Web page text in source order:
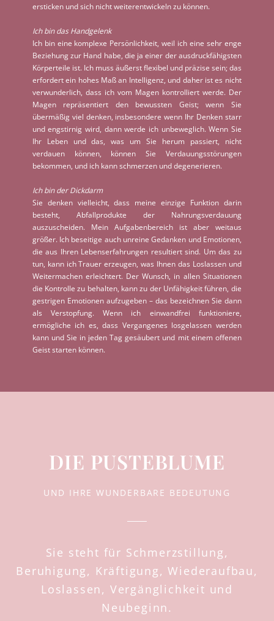
ersticken und sich nicht weiterentwickeln zu können.
Ich bin das Handgelenk
Ich bin eine komplexe Persönlichkeit, weil ich eine sehr enge
Beziehung zur Hand habe, die ja einer der ausdruckfähigsten
Körperteile ist. Ich muss äußerst flexibel und präzise sein; das
erfordert ein hohes Maß an Intelligenz, und daher ist es nicht
verwunderlich, dass ich vom Magen kontrolliert werde. Der
Magen repräsentiert den bewussten Geist; wenn Sie
übermäßig viel denken, insbesondere wenn Ihr Denken starr
und engstirnig wird, dann werde ich unbeweglich. Wenn Sie
Ihr Leben und das, was um Sie herum passiert, nicht
verdauen können, können Sie Verdauungsstörungen
bekommen, und ich kann schmerzen und degenerieren.
Ich bin der Dickdarm
Sie denken vielleicht, dass meine einzige Funktion darin
besteht, Abfallprodukte der Nahrungsverdauung
auszuscheiden. Mein Aufgabenbereich ist aber weitaus
größer. Ich beseitige auch unreine Gedanken und Emotionen,
die aus Ihren Lebenserfahrungen resultiert sind. Um das zu
tun, kann ich Trauer erzeugen, was Ihnen das Loslassen und
Weitermachen erleichtert. Der Wunsch, in allen Situationen
die Kontrolle zu behalten, kann zu der Unfähigkeit führen, die
gestrigen Emotionen aufzugeben – das bezeichnen Sie dann
als Verstopfung. Wenn ich einwandfrei funktioniere,
ermögliche ich es, dass Vergangenes losgelassen werden
kann und Sie in jeden Tag gesäubert und mit einem offenen
Geist starten können.
DIE PUSTEBLUME
UND IHRE WUNDERBARE BEDEUTUNG
Sie steht für Schmerzstillung,
Beruhigung, Kräftigung, Wiederaufbau,
Loslassen, Vergänglichkeit und
Neubeginn.